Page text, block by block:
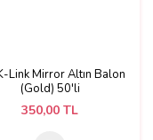
Link Mirror Altın Balon
(Gold) 50'li
350,00 TL